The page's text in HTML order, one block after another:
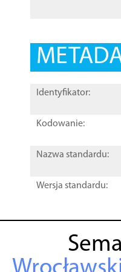
Identyfikator:
Kodowanie:
Nazwa standardu:
Wersja standardu: